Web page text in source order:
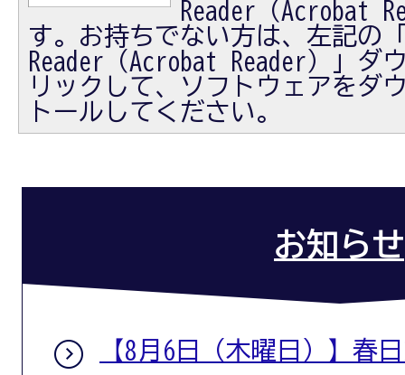
Reader（Acrobat
す。お持ちでない方は、左記の
Reader（Acrobat Reader）」ダ
リックして、ソフトウェアをダ
トールしてください。
お知らせ
【8月6日（木曜日）】春